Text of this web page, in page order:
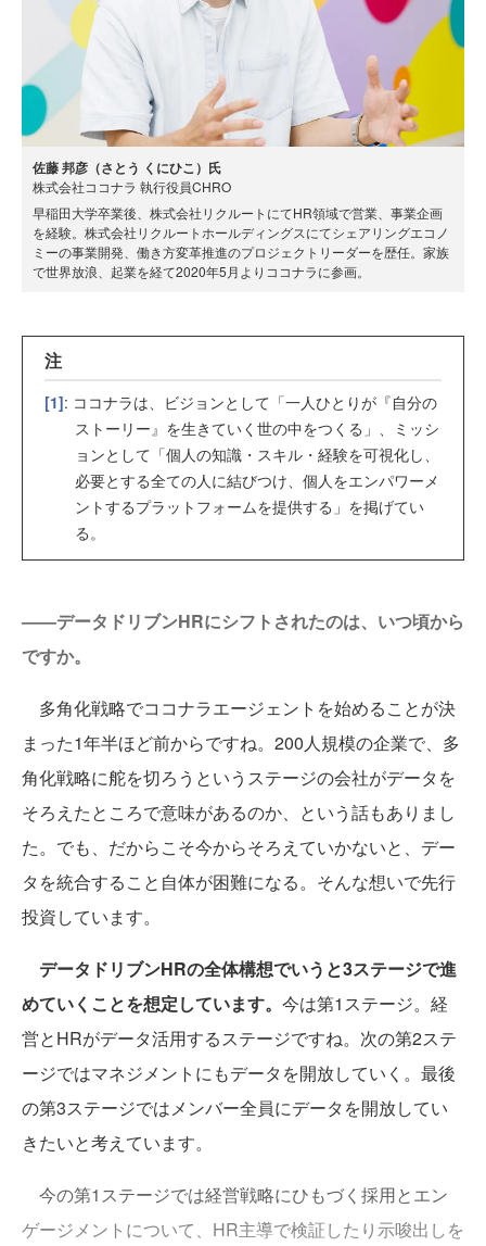
佐藤 邦彦（さとう くにひこ）氏
株式会社ココナラ 執行役員CHRO
早稲田大学卒業後、株式会社リクルートにてHR領域で営業、事業企画
を経験。株式会社リクルートホールディングスにてシェアリングエコノ
ミーの事業開発、働き方変革推進のプロジェクトリーダーを歴任。家族
で世界放浪、起業を経て2020年5月よりココナラに参画。
注
[1]: ココナラは、ビジョンとして「一人ひとりが『自分の
ストーリー』を生きていく世の中をつくる」、ミッシ
ョンとして「個人の知識・スキル・経験を可視化し、
必要とする全ての人に結びつけ、個人をエンパワーメ
ントするプラットフォームを提供する」を掲げてい
る。
——データドリブンHRにシフトされたのは、いつ頃から
ですか。
多角化戦略でココナラエージェントを始めることが決
まった1年半ほど前からですね。200人規模の企業で、多
角化戦略に舵を切ろうというステージの会社がデータを
そろえたところで意味があるのか、という話もありまし
た。でも、だからこそ今からそろえていかないと、デー
タを統合すること自体が困難になる。そんな想いで先行
投資しています。
データドリブンHRの全体構想でいうと3ステージで進
めていくことを想定しています。 今は第1ステージ。経
営とHRがデータ活用するステージですね。次の第2ステ
ージではマネジメントにもデータを開放していく。最後
の第3ステージではメンバー全員にデータを開放してい
きたいと考えています。
今の第1ステージでは経営戦略にひもづく採用とエン
ゲージメントについて、HR主導で検証したり示唆出しを